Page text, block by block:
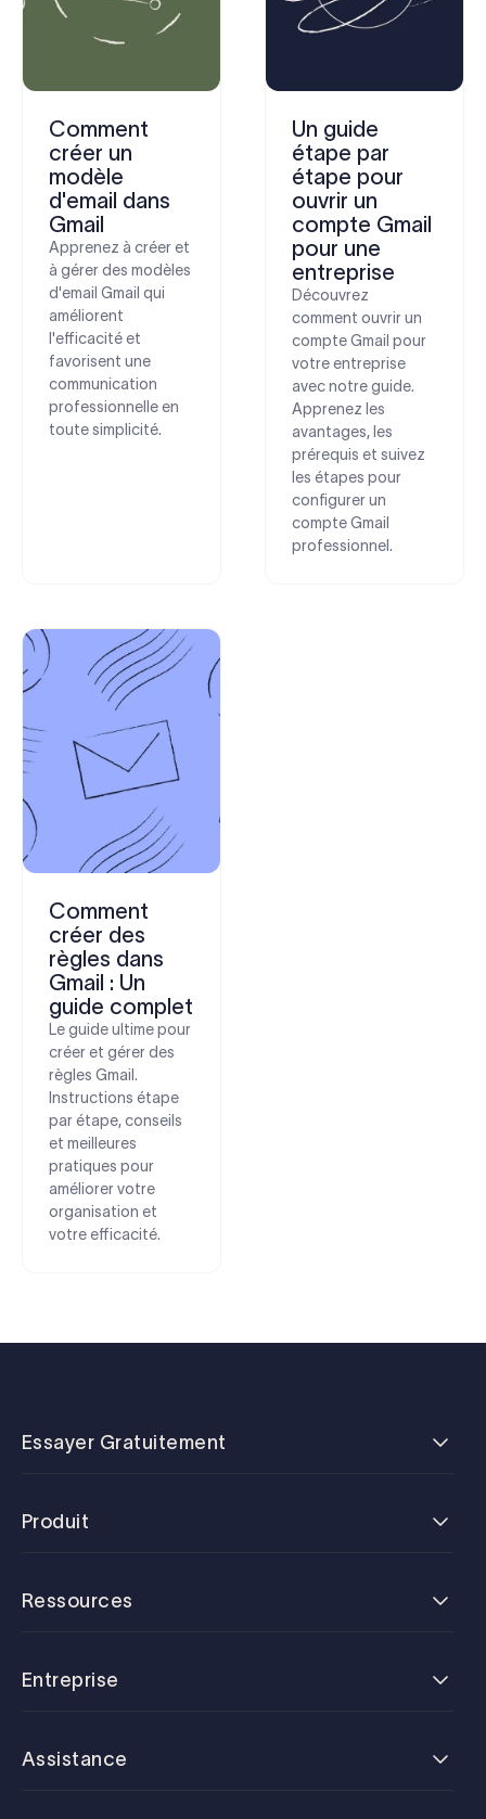
Comment
créer un
modèle
d'email dans
Gmail
Apprenez à créer et
à gérer des modèles
d'email Gmail qui
améliorent
l'efficacité et
favorisent une
communication
professionnelle en
toute simplicité.
Un guide
étape par
étape pour
ouvrir un
compte Gmail
pour une
entreprise
Découvrez
comment ouvrir un
compte Gmail pour
votre entreprise
avec notre guide.
Apprenez les
avantages, les
prérequis et suivez
les étapes pour
configurer un
compte Gmail
professionnel.
Comment
créer des
règles dans
Gmail : Un
guide complet
Le guide ultime pour
créer et gérer des
règles Gmail.
Instructions étape
par étape, conseils
et meilleures
pratiques pour
améliorer votre
organisation et
votre efficacité.
Essayer Gratuitement
Produit
Ressources
Entreprise
Assistance